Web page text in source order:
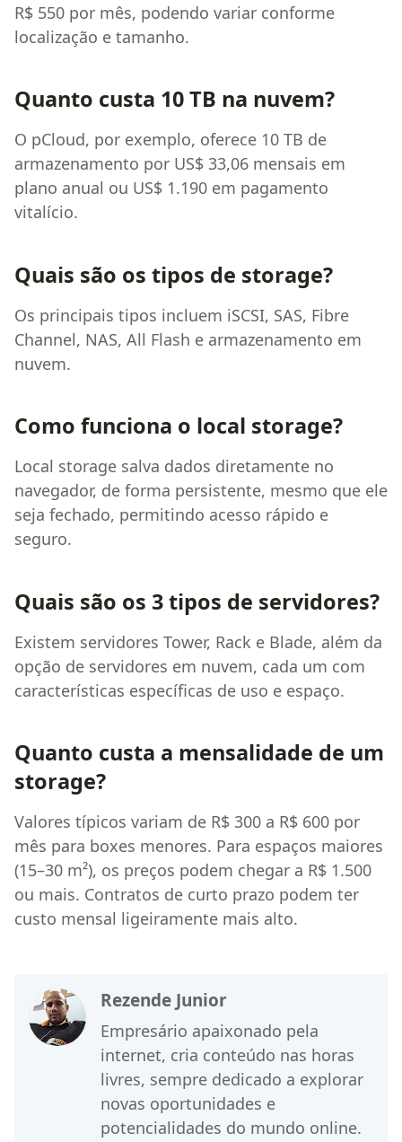
R$ 550 por mês, podendo variar conforme
localização e tamanho.
Quanto custa 10 TB na nuvem?
O pCloud, por exemplo, oferece 10 TB de
armazenamento por US$ 33,06 mensais em
plano anual ou US$ 1.190 em pagamento
vitalício.
Quais são os tipos de storage?
Os principais tipos incluem iSCSI, SAS, Fibre
Channel, NAS, All Flash e armazenamento em
nuvem.
Como funciona o local storage?
Local storage salva dados diretamente no
navegador, de forma persistente, mesmo que ele
seja fechado, permitindo acesso rápido e
seguro.
Quais são os 3 tipos de servidores?
Existem servidores Tower, Rack e Blade, além da
opção de servidores em nuvem, cada um com
características específicas de uso e espaço.
Quanto custa a mensalidade de um
storage?
Valores típicos variam de R$ 300 a R$ 600 por
mês para boxes menores. Para espaços maiores
(15–30 m²), os preços podem chegar a R$ 1.500
ou mais. Contratos de curto prazo podem ter
custo mensal ligeiramente mais alto.
Rezende Junior
Empresário apaixonado pela
internet, cria conteúdo nas horas
livres, sempre dedicado a explorar
novas oportunidades e
potencialidades do mundo online.